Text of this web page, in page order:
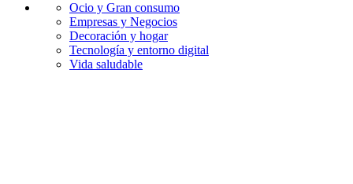
Ocio y Gran consumo
Empresas y Negocios
Decoración y hogar
Tecnología y entorno digital
Vida saludable